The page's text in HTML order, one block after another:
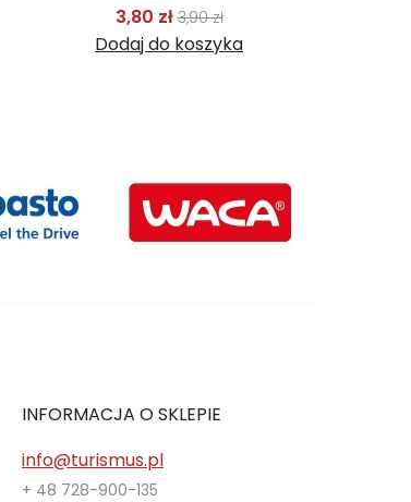
3,80 złCena podstawowa
3,90 złCena
Dodaj do koszyka
INFORMACJA O SKLEPIE
info@turismus.pl
+ 48 728-900-135